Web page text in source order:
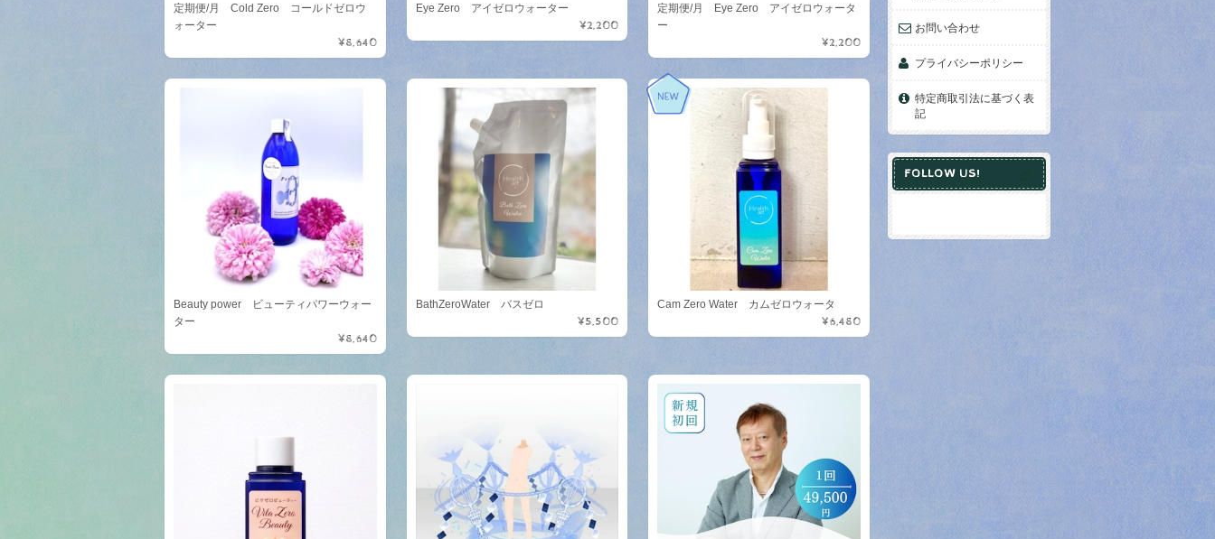
定期便/月 Cold Zero コールドゼロウ
ォーター
¥8,640
Eye Zero アイゼロウォーター
¥2,200
定期便/月 Eye Zero アイゼロウォータ
ー
¥2,200
Beauty power ビューティパワーウォー
ター
¥8,640
BathZeroWater バスゼロ
¥5,500
Cam Zero Water カムゼロウォータ
¥6,480
お問い合わせ
プライバシーポリシー
特定商取引法に基づく表
記
FOLLOW US!